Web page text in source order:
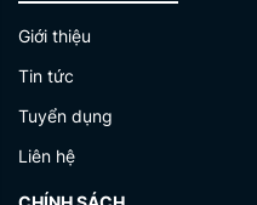
Giới thiệu
Tin tức
Tuyển dụng
Liên hệ